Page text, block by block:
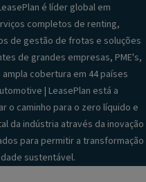
é líder global em
completos de renting,
de gestão de frotas e soluções
de grandes empresas, PME's,
cobertura em 44 países
| LeasePlan está a
o caminho para o zero líquido e
da indústria através da inovação
para permitir a transformação
sustentável.